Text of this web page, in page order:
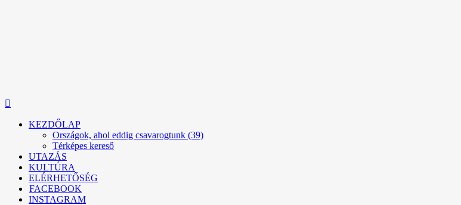
KEZDŐLAP
Országok, ahol eddig csavarogtunk (39)
Térképes kereső
UTAZÁS
KULTÚRA
ELÉRHETŐSÉG
FACEBOOK
INSTAGRAM